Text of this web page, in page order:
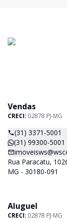
Vendas
CRECI: 02878 PJ-MG
(31) 3371-5001
(31) 99300-5001
Rua Paracatu,
MG - 30180-091
Aluguel
CRECI: 02878 PJ-MG